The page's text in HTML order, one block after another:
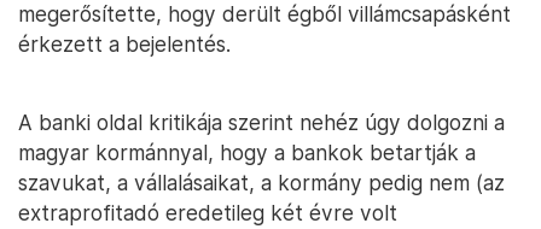
megerősítette, hogy derült égből villámcsapásként
érkezett a bejelentés.
A banki oldal kritikája szerint nehéz úgy dolgozni a
magyar kormánnyal, hogy a bankok betartják a
szavukat, a vállalásaikat, a kormány pedig nem (az
extraprofitadó eredetileg két évre volt